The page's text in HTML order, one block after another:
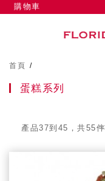
購物車
首頁 /
蛋糕系列
產品37到45，共55件